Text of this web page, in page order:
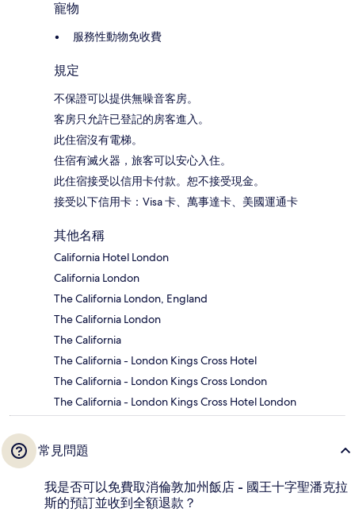
寵物
服務性動物免收費
規定
不保證可以提供無噪音客房。
客房只允許已登記的房客進入。
此住宿沒有電梯。
住宿有滅火器，旅客可以安心入住。
此住宿接受以信用卡付款。恕不接受現金。
接受以下信用卡：Visa 卡、萬事達卡、美國運通卡
其他名稱
California Hotel London
California London
The California London, England
The California London
The California
The California - London Kings Cross Hotel
The California - London Kings Cross London
The California - London Kings Cross Hotel London
常見問題
我是否可以免費取消倫敦加州飯店 - 國王十字聖潘克拉
斯的預訂並收到全額退款？